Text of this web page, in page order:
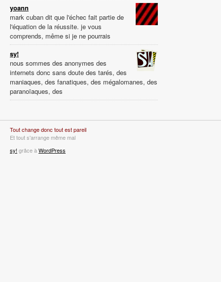
yoann
mark cuban dit que l'échec fait partie de
l'équation de la réussite. je vous
comprends, même si je ne pourrais
sy!
nous sommes des anonymes des
internets donc sans doute des tarés, des
maniaques, des fanatiques, des mégalomanes, des
paranoïaques, des
Tout change donc tout est pareil
Et tout s'arrange même mal
sy! grâce à WordPress